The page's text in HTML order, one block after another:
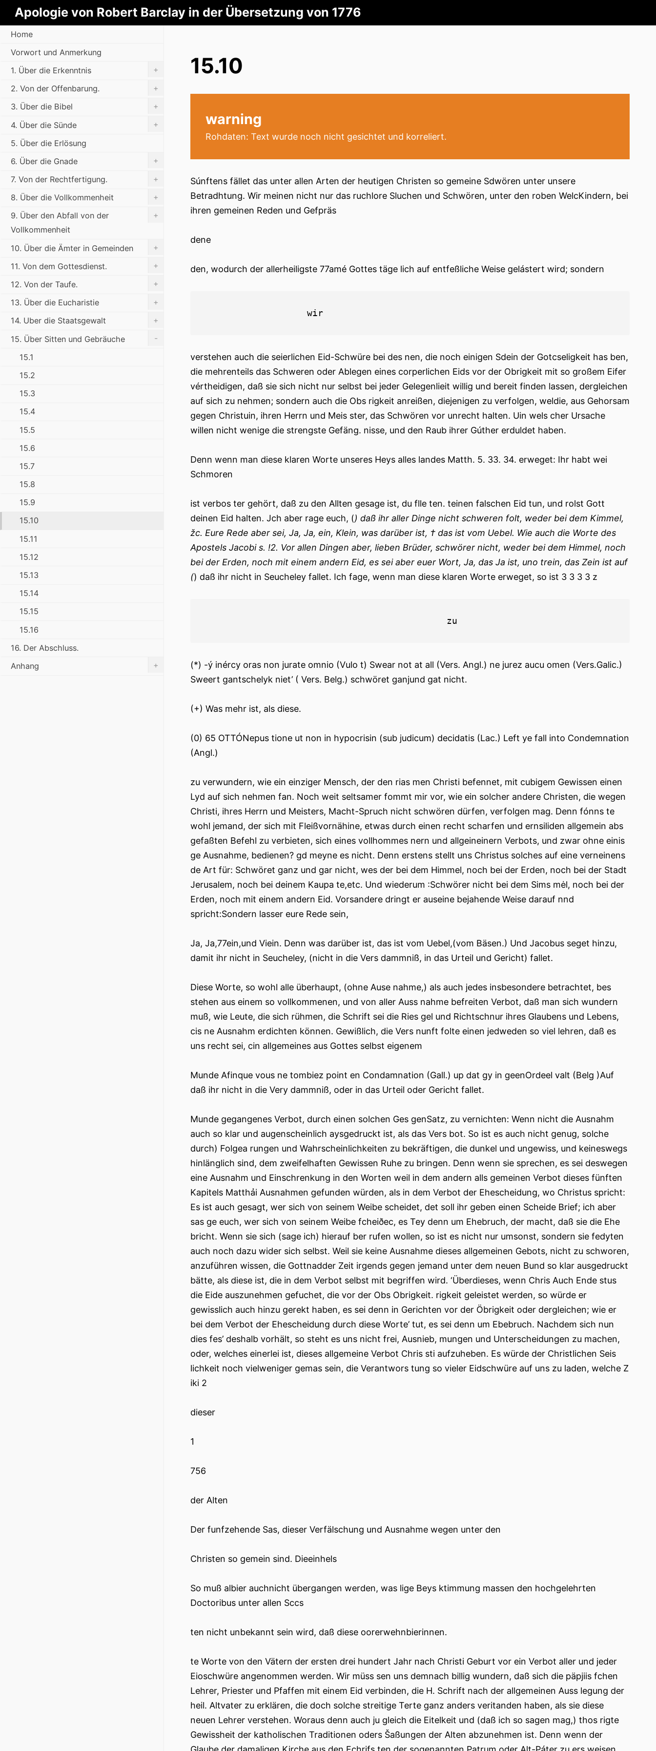
Apologie von Robert Barclay in der Übersetzung von 1776
15.10
warning
Rohdaten: Text wurde noch nicht gesichtet und korreliert.
Súnftens fället das unter allen Arten der heutigen Christen so gemeine Sdwören unter unsere
Betradhtung. Wir meinen nicht nur das ruchlore Sluchen und Schwören, unter den roben WelcKindern, bei
ihren gemeinen Reden und Gefpräs
dene
den, wodurch der allerheiligste 77amé Gottes täge lich auf entfeßliche Weise gelástert wird; sondern
verstehen auch die seierlichen Eid-Schwüre bei des nen, die noch einigen Sdein der Gotcseligkeit has ben,
die mehrenteils das Schweren oder Ablegen eines corperlichen Eids vor der Obrigkeit mit so großem Eifer
vértheidigen, daß sie sich nicht nur selbst bei jeder Gelegenlieit willig und bereit finden lassen, dergleichen
auf sich zu nehmen; sondern auch die Obs rigkeit anreißen, diejenigen zu verfolgen, weldie, aus Gehorsam
gegen Christuin, ihren Herrn und Meis ster, das Schwören vor unrecht halten. Uin wels cher Ursache
willen nicht wenige die strengste Gefäng. nisse, und den Raub ihrer Gúther erduldet haben.
Denn wenn man diese klaren Worte unseres Heys alles landes Matth. 5. 33. 34. erweget: Ihr habt wei
Schmoren
ist verbos ter gehört, daß zu den Allten gesage ist, du flle ten. teinen falschen Eid tun, und rolst Gott
deinen Eid halten. Jch aber rage euch, () daß ihr aller Dinge nicht schweren folt, weder bei dem Kimmel,
žc. Eure Rede aber sei, Ja, Ja, ein, Klein, was darüber ist, † das ist vom Uebel. Wie auch die Worte des
Apostels Jacobi s. !2. Vor allen Dingen aber, lieben Brüder, schwörer nicht, weder bei dem Himmel, noch
bei der Erden, noch mit einem andern Eid, es sei aber euer Wort, Ja, das Ja ist, uno trein, das Zein ist auf
() daß ihr nicht in Seucheley fallet. Ich fage, wenn man diese klaren Worte erweget, so ist 3 3 3 3 z
(*) -ý inércy oras non jurate omnio (Vulo t) Swear not at all (Vers. Angl.) ne jurez aucu omen (Vers.Galic.)
Sweert gantschelyk niet’ ( Vers. Belg.) schwöret ganjund gat nicht.
(+) Was mehr ist, als diese.
(0) 65 OTTÓNepus tione ut non in hypocrisin (sub judicum) decidatis (Lac.) Left ye fall into Condemnation
(Angl.)
zu verwundern, wie ein einziger Mensch, der den rias men Christi befennet, mit cubigem Gewissen einen
Lyd auf sich nehmen fan. Noch weit seltsamer fommt mir vor, wie ein solcher andere Christen, die wegen
Christi, ihres Herrn und Meisters, Macht-Spruch nicht schwören dürfen, verfolgen mag. Denn fónns te
wohl jemand, der sich mit Fleißvornähine, etwas durch einen recht scharfen und ernsiliden allgemein abs
gefaßten Befehl zu verbieten, sich eines vollhommes nern und allgeineinern Verbots, und zwar ohne einis
ge Ausnahme, bedienen? gd meyne es nicht. Denn erstens stellt uns Christus solches auf eine verneinens
de Art für: Schwöret ganz und gar nicht, wes der bei dem Himmel, noch bei der Erden, noch bei der Stadt
Jerusalem, noch bei deinem Kaupa te,etc. Und wiederum :Schwörer nicht bei dem Sims mėl, noch bei der
Erden, noch mit einem andern Eid. Vorsandere dringt er auseine bejahende Weise darauf nnd
spricht:Sondern lasser eure Rede sein,
Ja, Ja,77ein,und Viein. Denn was darüber ist, das ist vom Uebel,(vom Bäsen.) Und Jacobus seget hinzu,
damit ihr nicht in Seucheley, (nicht in die Vers dammniß, in das Urteil und Gericht) fallet.
Diese Worte, so wohl alle überhaupt, (ohne Ause nahme,) als auch jedes insbesondere betrachtet, bes
stehen aus einem so vollkommenen, und von aller Auss nahme befreiten Verbot, daß man sich wundern
muß, wie Leute, die sich rühmen, die Schrift sei die Ries gel und Richtschnur ihres Glaubens und Lebens,
cis ne Ausnahm erdichten können. Gewißlich, die Vers nunft folte einen jedweden so viel lehren, daß es
uns recht sei, cin allgemeines aus Gottes selbst eigenem
Munde Afinque vous ne tombiez point en Condamnation (Gall.) up dat gy in geenOrdeel valt (Belg )Auf
daß ihr nicht in die Very dammniß, oder in das Urteil oder Gericht fallet.
Munde gegangenes Verbot, durch einen solchen Ges genSatz, zu vernichten: Wenn nicht die Ausnahm
auch so klar und augenscheinlich aysgedruckt ist, als das Vers bot. So ist es auch nicht genug, solche
durch) Folgea rungen und Wahrscheinlichkeiten zu bekräftigen, die dunkel und ungewiss, und keineswegs
hinlänglich sind, dem zweifelhaften Gewissen Ruhe zu bringen. Denn wenn sie sprechen, es sei deswegen
eine Ausnahm und Einschrenkung in den Worten weil in dem andern alls gemeinen Verbot dieses fünften
Kapitels Matthải Ausnahmen gefunden würden, als in dem Verbot der Ehescheidung, wo Christus spricht:
Es ist auch gesagt, wer sich von seinem Weibe scheidet, det soll ihr geben einen Scheide Brief; ich aber
sas ge euch, wer sich von seinem Weibe fcheiðec, es Tey denn um Ehebruch, der macht, daß sie die Ehe
bricht. Wenn sie sich (sage ich) hierauf ber rufen wollen, so ist es nicht nur umsonst, sondern sie fedyten
auch noch dazu wider sich selbst. Weil sie keine Ausnahme dieses allgemeinen Gebots, nicht zu schworen,
anzuführen wissen, die Gottnadder Zeit irgends gegen jemand unter dem neuen Bund so klar ausgedruckt
bätte, als diese ist, die in dem Verbot selbst mit begriffen wird. ‘Überdieses, wenn Chris Auch Ende stus
die Eide auszunehmen gefuchet, die vor der Obs Obrigkeit. rigkeit geleistet werden, so würde er
gewisslich auch hinzu gerekt haben, es sei denn in Gerichten vor der Öbrigkeit oder dergleichen; wie er
bei dem Verbot der Ehescheidung durch diese Worte’ tut, es sei denn um Ebebruch. Nachdem sich nun
dies fes’ deshalb vorhält, so steht es uns nicht frei, Ausnieb, mungen und Unterscheidungen zu machen,
oder, welches einerlei ist, dieses allgemeine Verbot Chris sti aufzuheben. Es würde der Christlichen Seis
lichkeit noch vielweniger gemas sein, die Verantwors tung so vieler Eidschwüre auf uns zu laden, welche Z
iki 2
dieser
1
756
der Alten
Der funfzehende Sas, dieser Verfälschung und Ausnahme wegen unter den
Christen so gemein sind. Dieeinhels
So muß albier auchnicht übergangen werden, was lige Beys ktimmung massen den hochgelehrten
Doctoribus unter allen Sccs
ten nicht unbekannt sein wird, daß diese oorerwehnbierinnen.
te Worte von den Vätern der ersten drei hundert Jahr nach Christi Geburt vor ein Verbot aller und jeder
Eioschwüre angenommen werden. Wir müss sen uns demnach billig wundern, daß sich die päpjiis fchen
Lehrer, Priester und Pfaffen mit einem Eid verbinden, die H. Schrift nach der allgemeinen Auss legung der
heil. Altvater zu erklären, die doch solche streitige Terte ganz anders veritanden haben, als sie diese
neuen Lehrer verstehen. Woraus denn auch ju gleich die Eitelkeit und (daß ich so sagen mag,) thos rigte
Gewissheit der katholischen Traditionen oders Šaßungen der Alten abzunehmen ist. Denn wenn der
Home
Vorwort und Anmerkung
1. Über die Erkenntnis
+
2. Von der Offenbarung.
+
3. Über die Bibel
+
4. Über die Sünde
+
5. Über die Erlösung
6. Über die Gnade
+
7. Von der Rechtfertigung.
+
8. Über die Vollkommenheit
+
9. Über den Abfall von der
Vollkommenheit
+
10. Über die Ämter in Gemeinden
+
11. Von dem Gottesdienst.
+
12. Von der Taufe.
+
13. Über die Eucharistie
+
14. Uber die Staatsgewalt
+
15. Über Sitten und Gebräuche
-
15.1
15.2
15.3
15.4
15.5
15.6
15.7
15.8
15.9
15.10
15.11
15.12
15.13
15.14
15.15
15.16
16. Der Abschluss.
Anhang
+